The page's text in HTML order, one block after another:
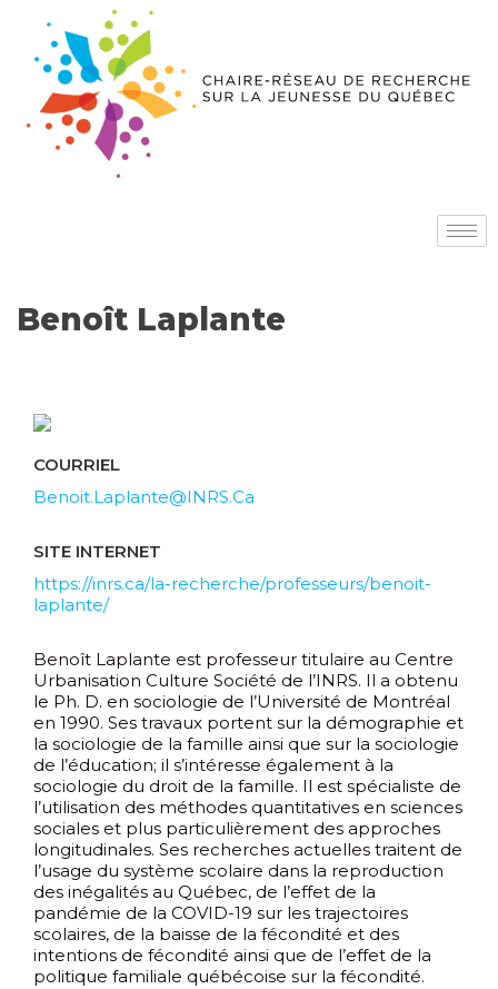
Benoît Laplante
COURRIEL
Benoit.Laplante@INRS.Ca
SITE INTERNET
https://inrs.ca/la-recherche/professeurs/benoit-
laplante/
Benoît Laplante est professeur titulaire au Centre
Urbanisation Culture Société de l’INRS. Il a obtenu
le Ph. D. en sociologie de l’Université de Montréal
en 1990. Ses travaux portent sur la démographie et
la sociologie de la famille ainsi que sur la sociologie
de l’éducation; il s’intéresse également à la
sociologie du droit de la famille. Il est spécialiste de
l’utilisation des méthodes quantitatives en sciences
sociales et plus particulièrement des approches
longitudinales. Ses recherches actuelles traitent de
l’usage du système scolaire dans la reproduction
des inégalités au Québec, de l’effet de la
pandémie de la COVID-19 sur les trajectoires
scolaires, de la baisse de la fécondité et des
intentions de fécondité ainsi que de l’effet de la
politique familiale québécoise sur la fécondité.